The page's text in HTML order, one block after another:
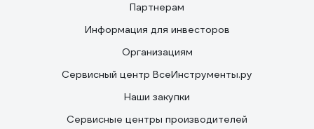
Партнерам
Информация для инвесторов
Организациям
Сервисный центр ВсеИнструменты.ру
Наши закупки
Сервисные центры производителей